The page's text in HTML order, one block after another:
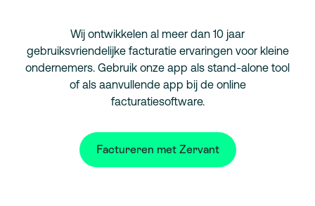
Wij ontwikkelen al meer dan 10 jaar
gebruiksvriendelijke facturatie ervaringen voor kleine
ondernemers. Gebruik onze app als stand-alone tool
of als aanvullende app bij de online
facturatiesoftware.
Factureren met Zervant